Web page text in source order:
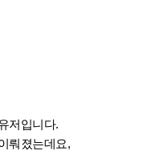
저입니다.
뤄졌는데요,